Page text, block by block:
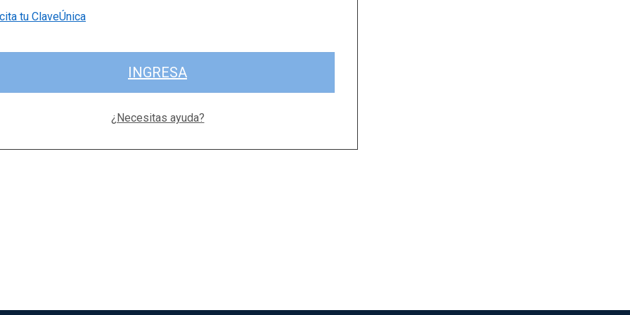
tu ClaveÚnica
INGRESA
¿Necesitas ayuda?